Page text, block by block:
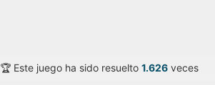
🏆 Este juego ha sido resuelto 1.626 veces